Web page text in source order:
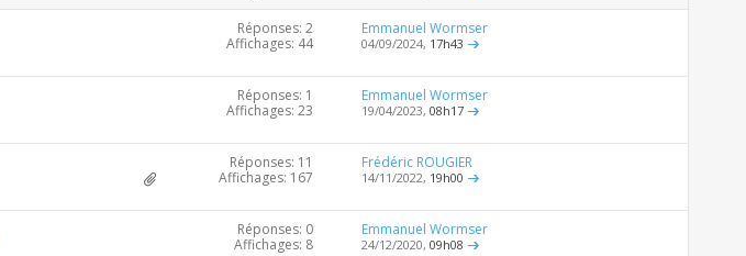
Réponses: 2
Affichages: 44
Emmanuel Wormser
04/09/2024, 17h43
Réponses: 1
Affichages: 23
Emmanuel Wormser
19/04/2023,08h17
Réponses: 11
Affichages: 167
Frédéric ROUGIER
14/11/2022, 19h00
Réponses: 0
Affichages: 8
Emmanuel Wormser
24/12/2020,09h08